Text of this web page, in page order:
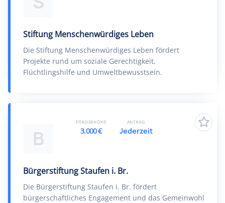
Stiftung Menschenwürdiges Leben
Die Stiftung Menschenwürdiges Leben fördert
Projekte rund um soziale Gerechtigkeit,
Flüchtlingshilfe und Umweltbewusstsein.
B
Bürgerstiftung Staufen i. Br.
Die Bürgerstiftung Staufen i. Br. fördert
bürgerschaftliches Engagement und das Gemeinwohl
FÖRDERHÖHE
3.000 €
ANTRAG
Jederzeit